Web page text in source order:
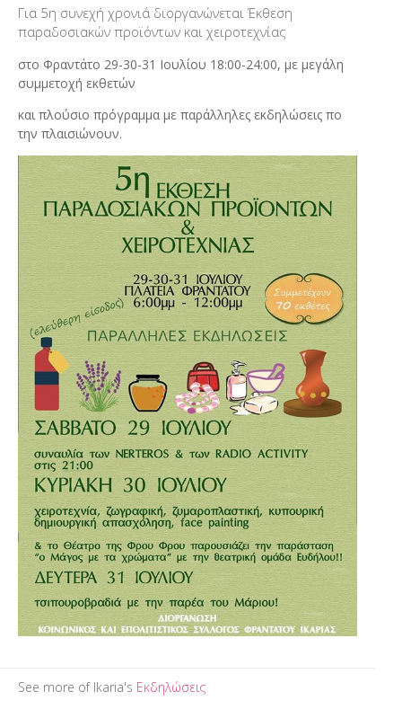
Για 5η συνεχή χρονιά διοργανώνεται Έκθεση
παραδοσιακών προϊόντων και χειροτεχνίας
στο Φραντάτο 29-30-31 Ιουλίου 18:00-24:00, με μεγάλη
συμμετοχή εκθετών
και πλούσιο πρόγραμμα με παράλληλες εκδηλώσεις πο
την πλαισιώνουν.
See more of Ikaria's Εκδηλώσεις